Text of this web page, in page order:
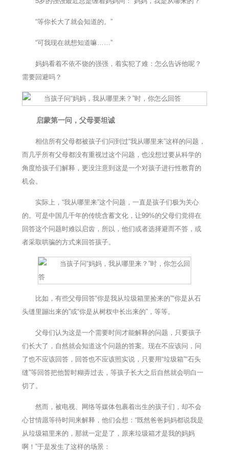
“等你长大了就会知道的。”
“可我现在就想知道嘛……”
妈妈看着不依不饶的强强，着实犯了难：怎么告诉他呢？
需要回避吗？
启蒙第一问，父母要坦诚
相信所有父母都被孩子们问到过“我从哪里来”这样的问题，
而几乎所有父母都没有重视过这个问题，也没想过要从科学的
角度给孩子们解释，更没注意到这是一个对孩子进行性教育的
机会。
实际上，“我从哪里来”这个问题，一直是孩子们极为关心
的。可是中国几千年的传统含蓄文化，让99%的父母们觉得在
回答这个问题时难以启齿，所以，他们或者选择避而不答，或
者采取哄骗的方式来回答孩子。
比如，有些父母回答“你是我从垃圾箱里捡来的”“你是从石
头缝里蹦出来的”或“你是从树杈中长出来的”，等等。
父母们认为这是一个需要时间才能解释的问题，只要孩子
们长大了，自然就会知道这个问题的答案。现在不应该问，问
了也不应该回答，回答也不应该照实说，只要用“垃圾箱”“石头
缝”等回答把他暂时糊弄过去，等孩子长大之后自然就会明白一
切了。
然而，被电视、网络等媒体包裹着出生的孩子们，却不会
心甘情愿等待时间来解释，他们会想：“既然爸爸妈妈都说我是
从垃圾箱里来的，那就一定是了，原来垃圾箱才是我的妈妈
啊！”于是发生了这样的场景：